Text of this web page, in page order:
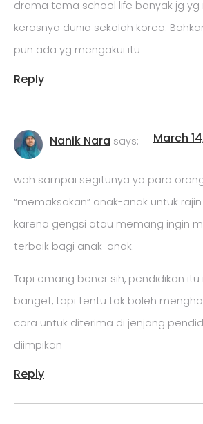
drama tema school life banyak jg
kerasnya dunia sekolah korea.
pun ada yg mengakui itu
Reply
Nanik Nara says: March
wah sampai segitunya ya para
“memaksakan” anak-anak untuk
karena gengsi atau memang ingin
terbaik bagi anak-anak.
Tapi emang bener sih, pendidikan
banget, tapi tentu tak boleh
cara untuk diterima di jenjang
diimpikan
Reply